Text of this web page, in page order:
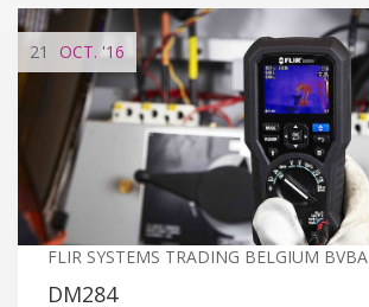
21 OCT. '16
FLIR SYSTEMS TRADING BELGIUM BVBA
DM284